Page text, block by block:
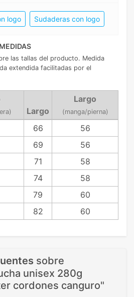
logo Sudaderas con logo
las tallas del producto. Medida
extendida facilitadas por el
Largo
Largo
(manga/pierna)
66
56
69
56
71
58
74
58
79
60
82 60
sobre
unisex 280g
cordones canguro"